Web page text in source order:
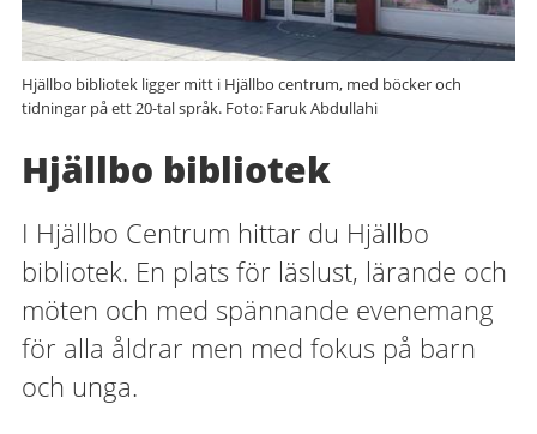
Hjällbo bibliotek ligger mitt i Hjällbo centrum, med böcker och
tidningar på ett 20-tal språk. Foto: Faruk Abdullahi
Hjällbo bibliotek
I Hjällbo Centrum hittar du Hjällbo
bibliotek. En plats för läslust, lärande och
möten och med spännande evenemang
för alla åldrar men med fokus på barn
och unga.